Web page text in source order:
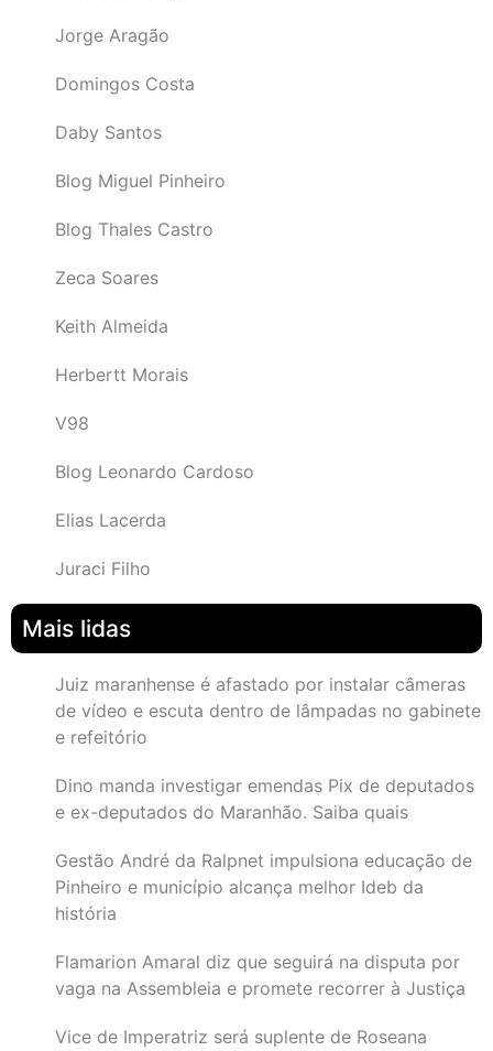
Jorge Aragão
Domingos Costa
Daby Santos
Blog Miguel Pinheiro
Blog Thales Castro
Zeca Soares
Keith Almeida
Herbertt Morais
V98
Blog Leonardo Cardoso
Elias Lacerda
Juraci Filho
Mais lidas
Juiz maranhense é afastado por instalar câmeras
de vídeo e escuta dentro de lâmpadas no gabinete
e refeitório
Dino manda investigar emendas Pix de deputados
e ex-deputados do Maranhão. Saiba quais
Gestão André da Ralpnet impulsiona educação de
Pinheiro e município alcança melhor Ideb da
história
Flamarion Amaral diz que seguirá na disputa por
vaga na Assembleia e promete recorrer à Justiça
Vice de Imperatriz será suplente de Roseana